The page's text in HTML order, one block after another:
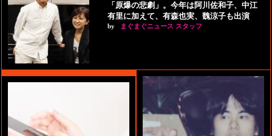
「原爆の悲劇」。今年は阿川佐和子、中江
有里に加えて、有森也実、魏涼子も出演
by まぐまぐニュース スタッフ